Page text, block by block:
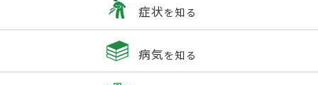
症状を知る
病気を知る